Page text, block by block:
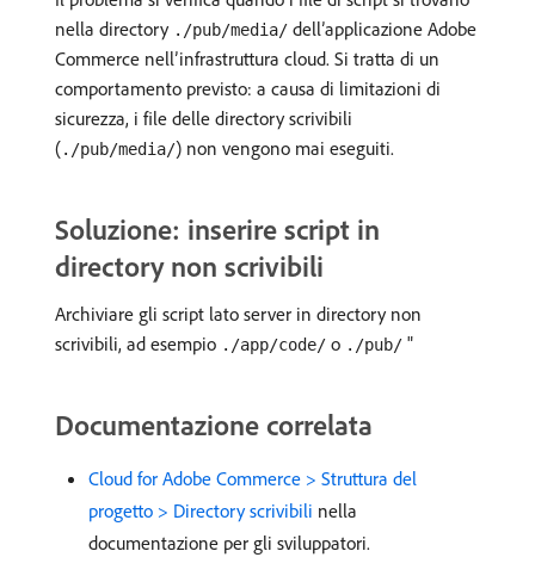
nella directory ./pub/media/ dell’applicazione Adobe
Commerce nell’infrastruttura cloud. Si tratta di un
comportamento previsto: a causa di limitazioni di
sicurezza, i file delle directory scrivibili
(./pub/media/) non vengono mai eseguiti.
Soluzione: inserire script in
directory non scrivibili
Archiviare gli script lato server in directory non
scrivibili, ad esempio ./app/code/ o ./pub/ "
Documentazione correlata
Cloud for Adobe Commerce > Struttura del
progetto > Directory scrivibili nella
documentazione per gli sviluppatori.